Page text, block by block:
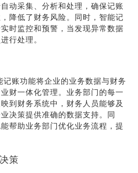
动采集、分析和处理，确保记账
降低了财务风险。同时，智能记
时监控和预警，当发现异常数据
行处理。
账功能将企业的业务数据与财务
财一体化管理。业务部门的每一
到财务系统中，财务人员能够及
决策提供准确的数据支持。同
帮助业务部门优化业务流程，提
策